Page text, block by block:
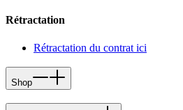
Rétractation
Rétractation du contrat ici
Shop